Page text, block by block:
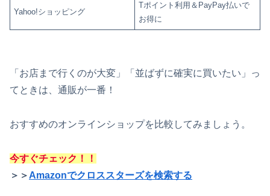
Yahoo!ショッピング
Tポイント利用＆PayPay払いで
お得に
「お店まで行くのが大変」「並ばずに確実に買いたい」っ
てときは、通販が一番！
おすすめのオンラインショップを比較してみましょう。
今すぐチェック！！
＞＞ Amazonでクロススターズを検索する